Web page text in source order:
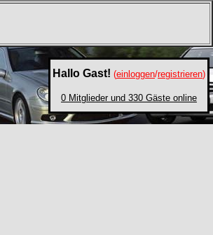
Hallo Gast! (einloggen/registrieren)
0 Mitglieder und 330 Gäste online